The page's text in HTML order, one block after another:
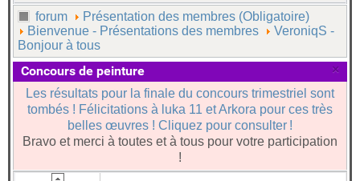
forum
Présentation des membres (Obligatoire)
Bienvenue - Présentations des membres
VeroniqS -
Bonjour à tous
×
Concours de peinture
Les résultats pour la finale du concours trimestriel sont
tombés ! Félicitations à luka 11 et Arkora pour ces très
belles œuvres ! Cliquez pour consulter !
Bravo et merci à toutes et à tous pour votre participation
!